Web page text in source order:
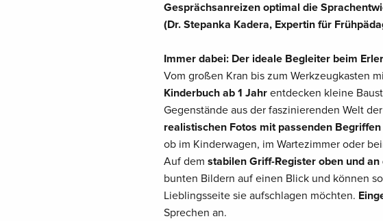
Gesprächsanreizen optimal die
(Dr. Stepanka Kadera, Expertin für
Immer dabei: Der ideale Begleiter beim
Vom großen Kran bis zum Werkzeugkasten
Kinderbuch ab 1 Jahrentdecken kleine
Gegenstände aus der faszinierenden Welt
realistischen Fotos mit passenden Begriffen
ob im Kinderwagen, im Wartezimmer oder
Auf dem stabilen Griff-Register oben und an
bunten Bildern auf einen Blick und können
Lieblingsseite sie aufschlagen möchten.
Sprechen an.